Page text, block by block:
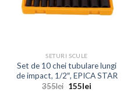
SETURI SCULE
Set de 10 chei tubulare lungi
de impact, 1/2″, EPICA STAR
355lei Prețul
155leiPrețul